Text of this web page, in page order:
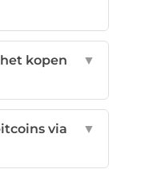
kopen
▼
via
▼